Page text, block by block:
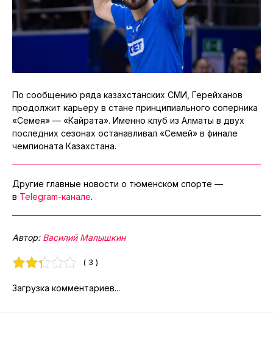
По сообщению ряда казахстанских СМИ, Герейханов
продолжит карьеру в стане принципиального соперника
«Семея» — «Кайрата». Именно клуб из Алматы в двух
последних сезонах останавливал «Семей» в финале
чемпионата Казахстана.
Другие главные новости о тюменском спорте —
в Telegram-канале.
Автор: Василий Малышкин
( 3 )
Загрузка комментариев...